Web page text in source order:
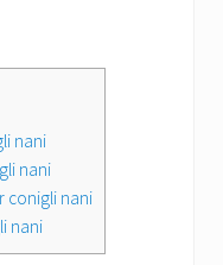
nani
nani
conigli nani
nani